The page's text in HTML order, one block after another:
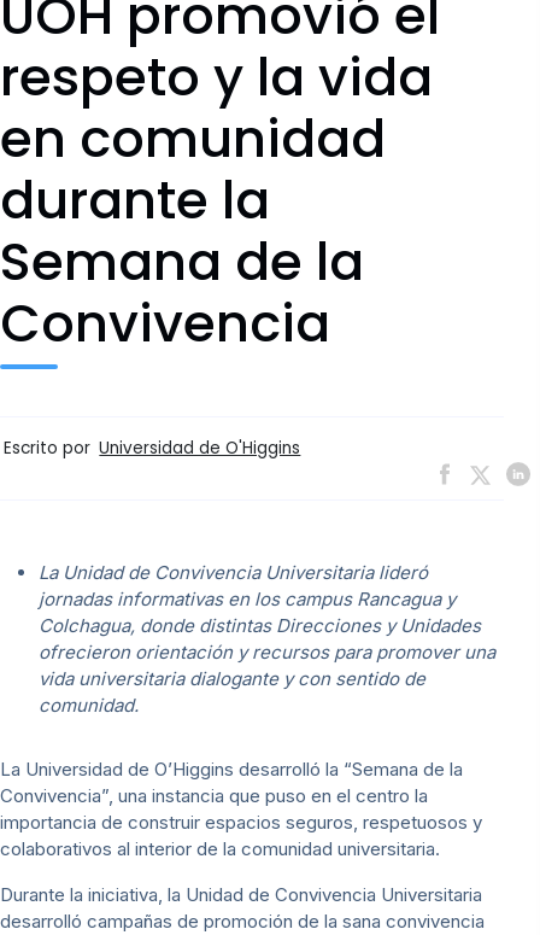
UOH promovió el
respeto y la vida
en comunidad
durante la
Semana de la
Convivencia
Escrito por Universidad de O'Higgins
La Unidad de Convivencia Universitaria lideró
jornadas informativas en los campus Rancagua y
Colchagua, donde distintas Direcciones y Unidades
ofrecieron orientación y recursos para promover una
vida universitaria dialogante y con sentido de
comunidad.
La Universidad de O’Higgins desarrolló la “Semana de la
Convivencia”, una instancia que puso en el centro la
importancia de construir espacios seguros, respetuosos y
colaborativos al interior de la comunidad universitaria.
Durante la iniciativa, la Unidad de Convivencia Universitaria
desarrolló campañas de promoción de la sana convivencia